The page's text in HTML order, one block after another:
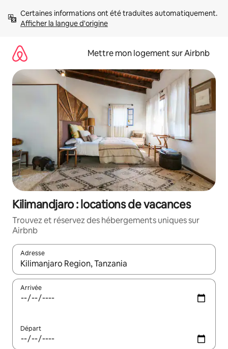
directement
Afficher la langue d'origine
Mettre mon logement sur Airbnb
Kilimandjaro : locations de vacances
Trouvez et réservez des hébergements uniques sur
Airbnb
Adresse
Lorsque les résultats s'affichent, utilisez les flèches vers le
Arrivée
Départ